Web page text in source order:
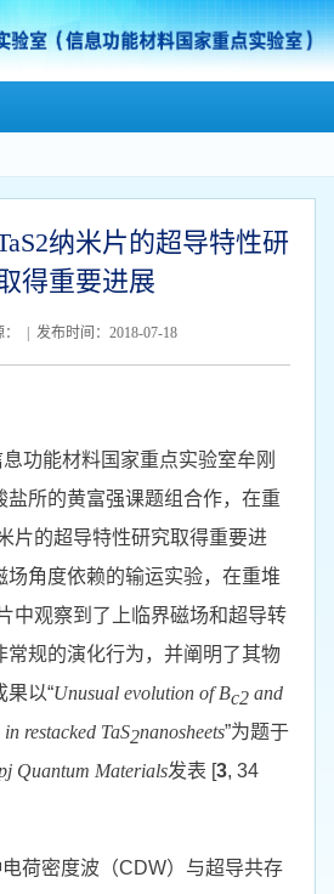
纳米片的超导特性研
得重要进展
： | 发布时间：2018-07-18
息功能材料国家重点实验室牟刚
盐所的黄富强课题组合作，在重
片的超导特性研究取得重要进
场角度依赖的输运实验，在重堆
中观察到了上临界磁场和超导转
常规的演化行为，并阐明了其物
果以“Unusual evolution of Bc2 and
restacked TaS2nanosheets”为题于
Quantum Materials发表 [3, 34
荷密度波（CDW）与超导共存